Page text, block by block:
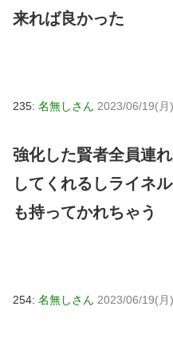
来れば良かった
235: 名無しさん 2023/06/19(
強化した賢者全員連
してくれるしライネ
も持ってかれちゃう
254: 名無しさん 2023/06/19(